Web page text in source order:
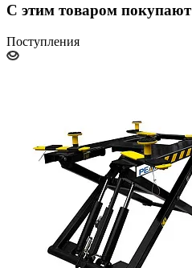
С этим товаром покупают
Поступления